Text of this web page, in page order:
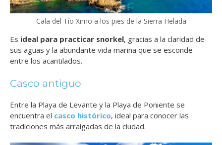
Cala del Tío Ximo a los pies de la Sierra Helada
Es ideal para practicar snorkel, gracias a la claridad de
sus aguas y la abundante vida marina que se esconde
entre los acantilados.
Casco antiguo
Entre la Playa de Levante y la Playa de Poniente se
encuentra el casco histórico, ideal para conocer las
tradiciones más arraigadas de la ciudad.